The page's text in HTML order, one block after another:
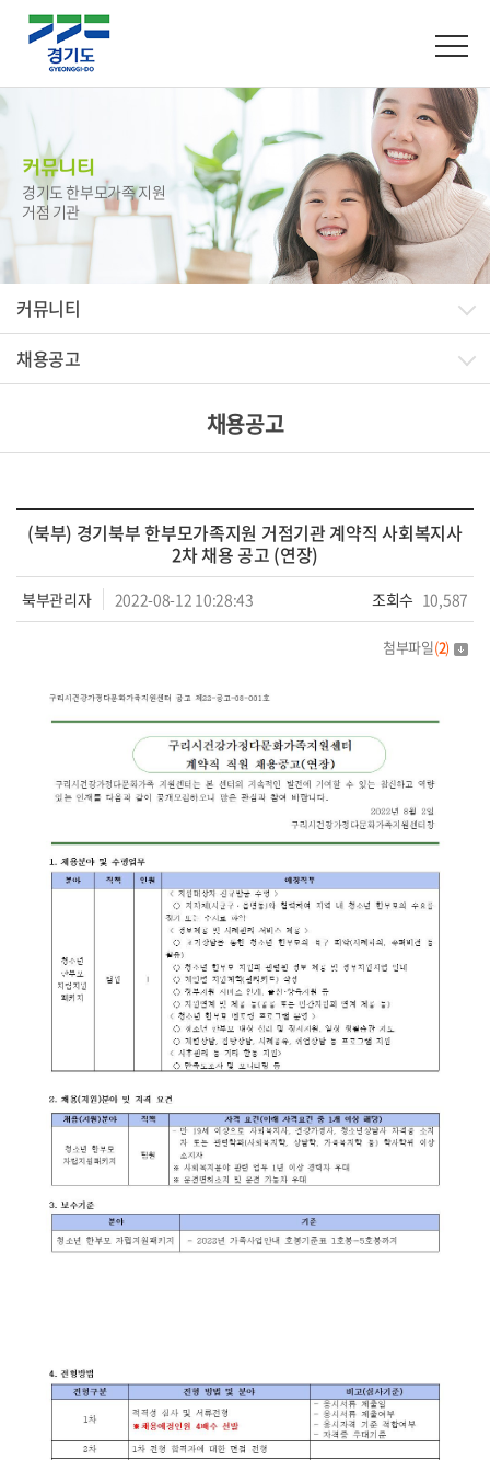
커뮤니티
경기도 한부모가족 지원
거점 기관
커뮤니티
채용공고
채용공고
(북부) 경기북부 한부모가족지원 거점기관 계약직 사회복지사
2차 채용 공고 (연장)
북부관리자 2022-08-12 10:28:43 조회수 10,587
첨부파일(2)